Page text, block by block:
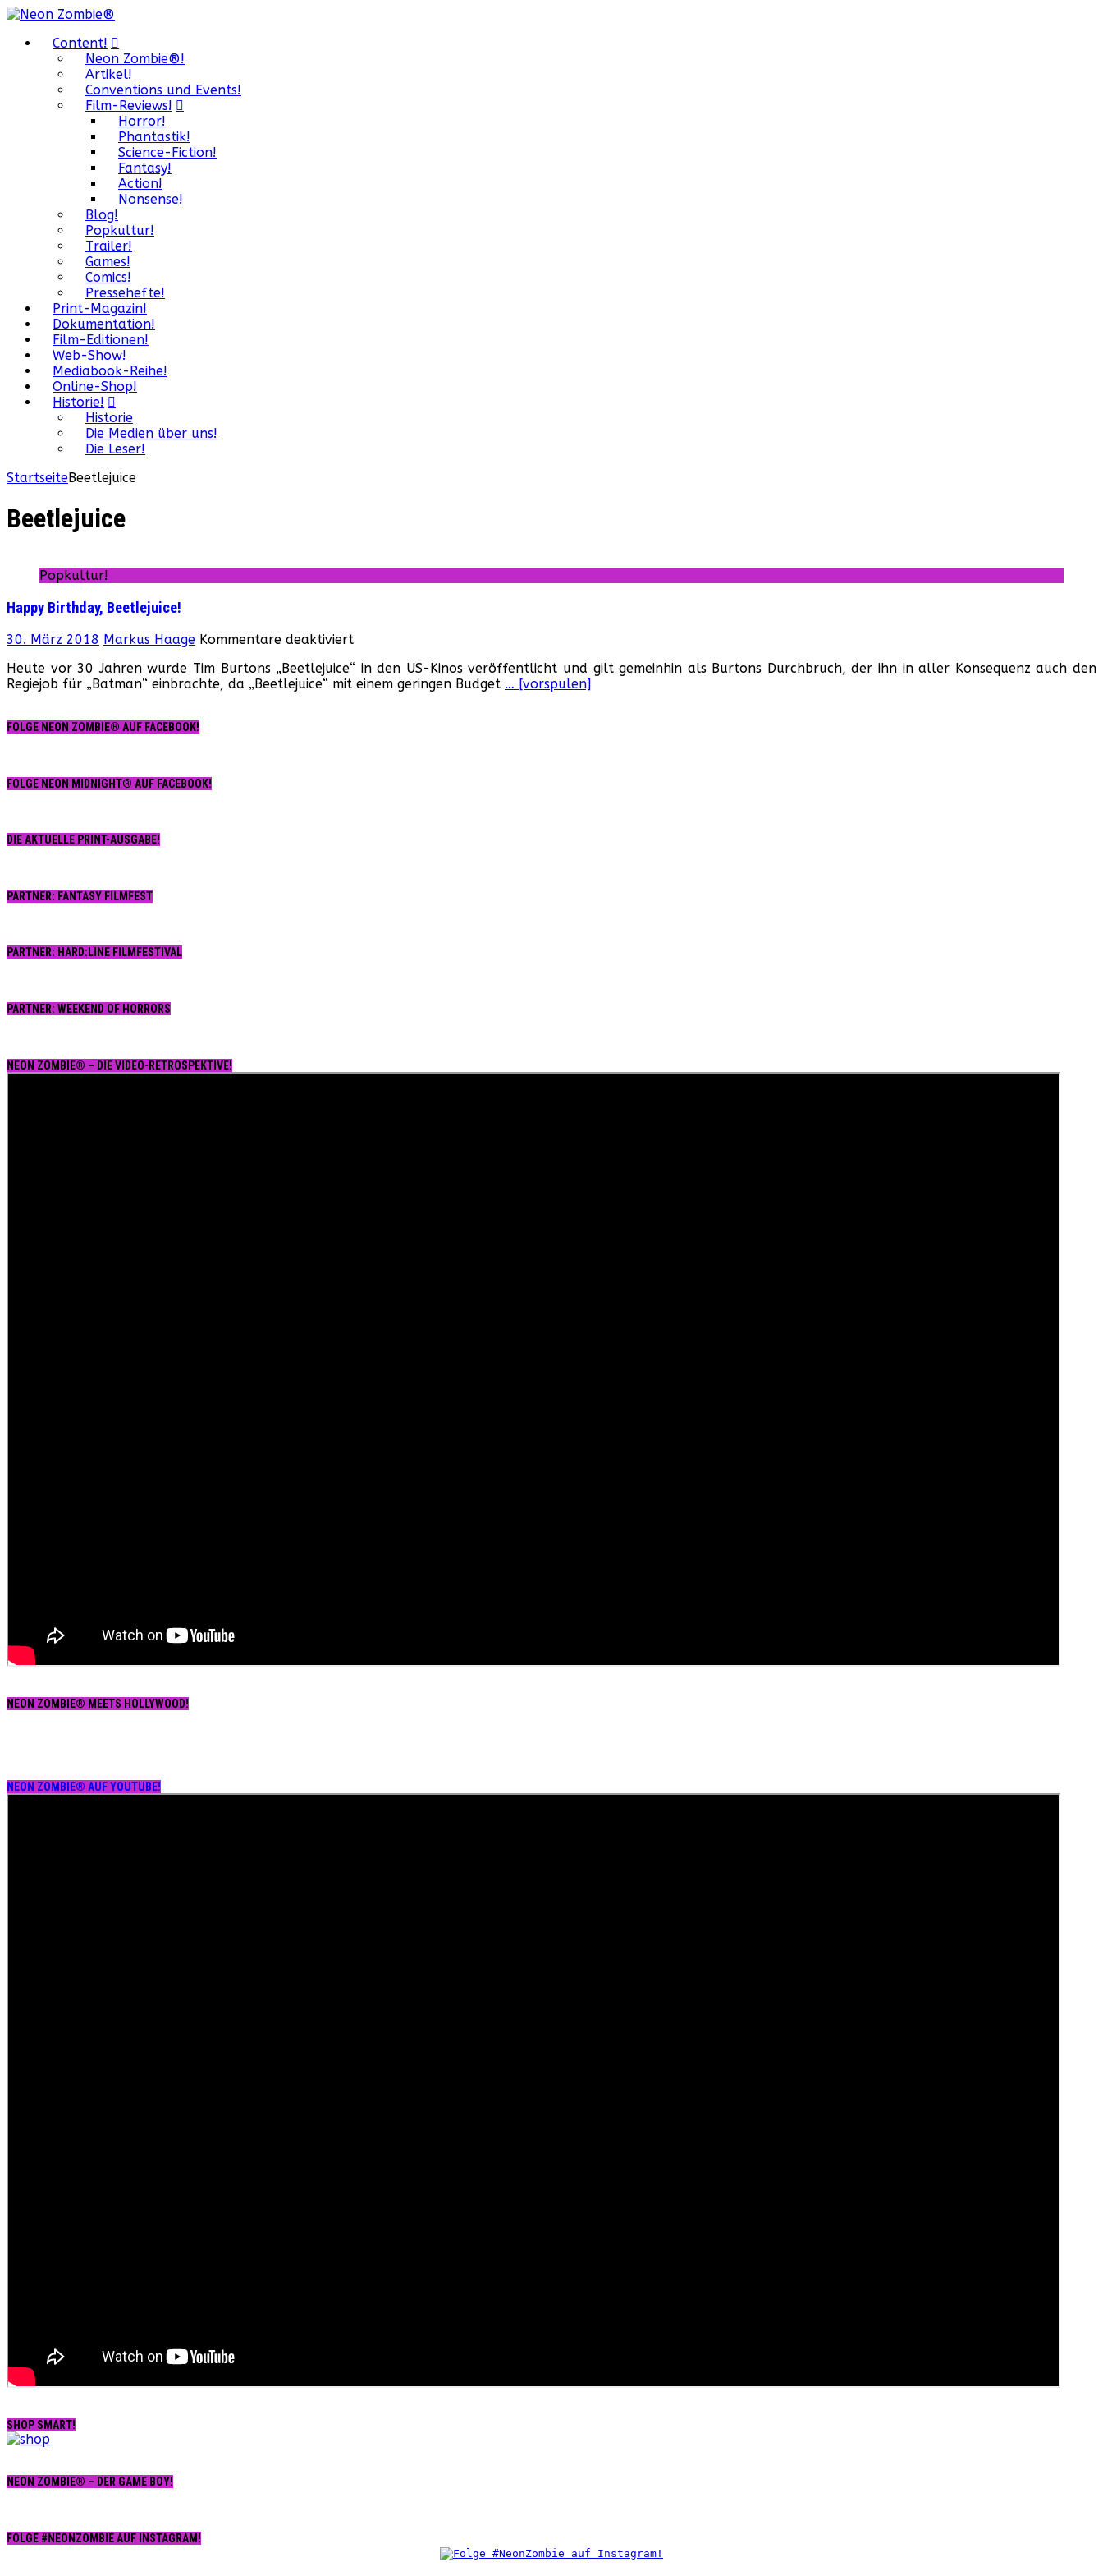
Content!
Neon Zombie®!
Artikel!
Conventions und Events!
Film-Reviews!
Horror!
Phantastik!
Science-Fiction!
Fantasy!
Action!
Nonsense!
Blog!
Popkultur!
Trailer!
Games!
Comics!
Pressehefte!
Print-Magazin!
Dokumentation!
Film-Editionen!
Web-Show!
Mediabook-Reihe!
Online-Shop!
Historie!
Historie
Die Medien über uns!
Die Leser!
StartseiteBeetlejuice
Beetlejuice
Popkultur!
Happy Birthday, Beetlejuice!
30. März 2018 Markus Haage Kommentare deaktiviertfür
Birthday,
Beetlejuice!
Heute vor 30 Jahren wurde Tim Burtons „Beetlejuice“ in den US-Kinos veröffentlicht und gilt gemeinhin als Burtons Durchbruch, der ihn in aller Konsequenz auch den
Regiejob für „Batman“ einbrachte, da „Beetlejuice“ mit einem geringen Budget … [vorspulen]
FOLGE NEON ZOMBIE® AUF FACEBOOK!
FOLGE NEON MIDNIGHT® AUF FACEBOOK!
DIE AKTUELLE PRINT-AUSGABE!
PARTNER: FANTASY FILMFEST
PARTNER: HARD:LINE FILMFESTIVAL
PARTNER: WEEKEND OF HORRORS
NEON ZOMBIE® – DIE VIDEO-RETROSPEKTIVE!
NEON ZOMBIE® MEETS HOLLYWOOD!
NEON ZOMBIE® AUF YOUTUBE!
SHOP SMART!
NEON ZOMBIE® – DER GAME BOY!
FOLGE #NEONZOMBIE AUF INSTAGRAM!